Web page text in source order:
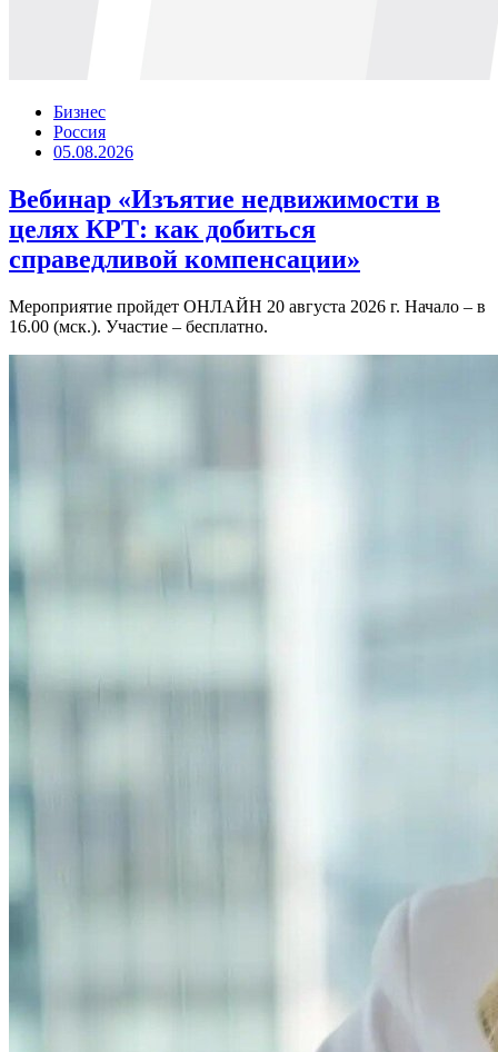
Бизнес
Россия
05.08.2026
Вебинар «Изъятие недвижимости в
целях КРТ: как добиться
справедливой компенсации»
Мероприятие пройдет ОНЛАЙН 20 августа 2026 г. Начало – в
16.00 (мск.). Участие – бесплатно.